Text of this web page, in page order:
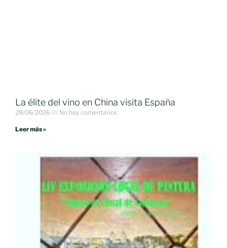
La élite del vino en China visita España
28/06/2026 No hay comentarios
Leer más »